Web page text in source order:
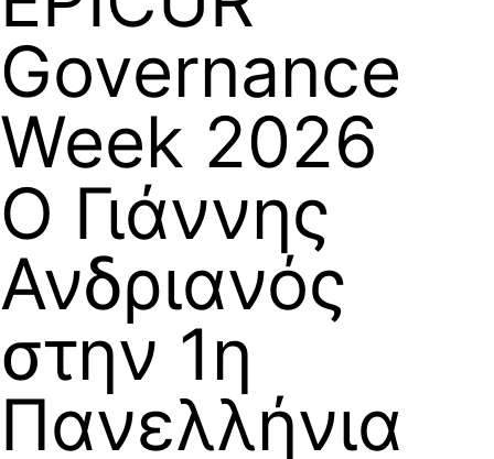
Governance
Week 2026
Ο Γιάννης
Ανδριανός
στην 1η
Πανελλήνια